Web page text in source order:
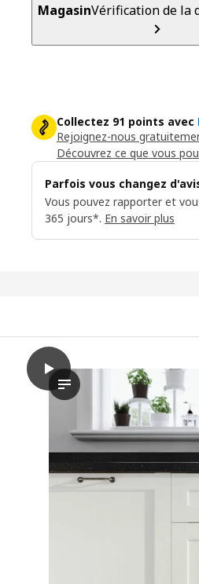
MagasinVérification de la
Collectez 91 points avec
Rejoignez-nous
Découvrez ce que vous
Parfois vous changez
Vous pouvez rapporter et
365 jours*. En savoir plus
play
La vidéo présente une
METOD / MAXIMERA